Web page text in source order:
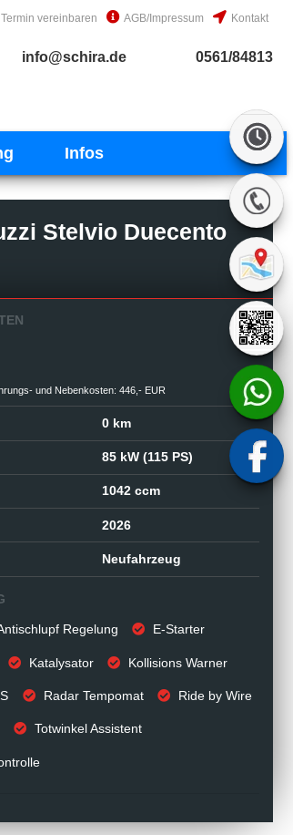
Kontakt
AGB/Impressum
Termin vereinbaren
0561/84813
info@schira.de
Infos
Stelvio Duecento
und Nebenkosten: 446,- EUR
0 km
85 kW (115 PS)
1042 ccm
2026
Neufahrzeug
Regelung E-Starter
Katalysator Kollisions Warner
Radar Tempomat Ride by Wire
Totwinkel Assistent